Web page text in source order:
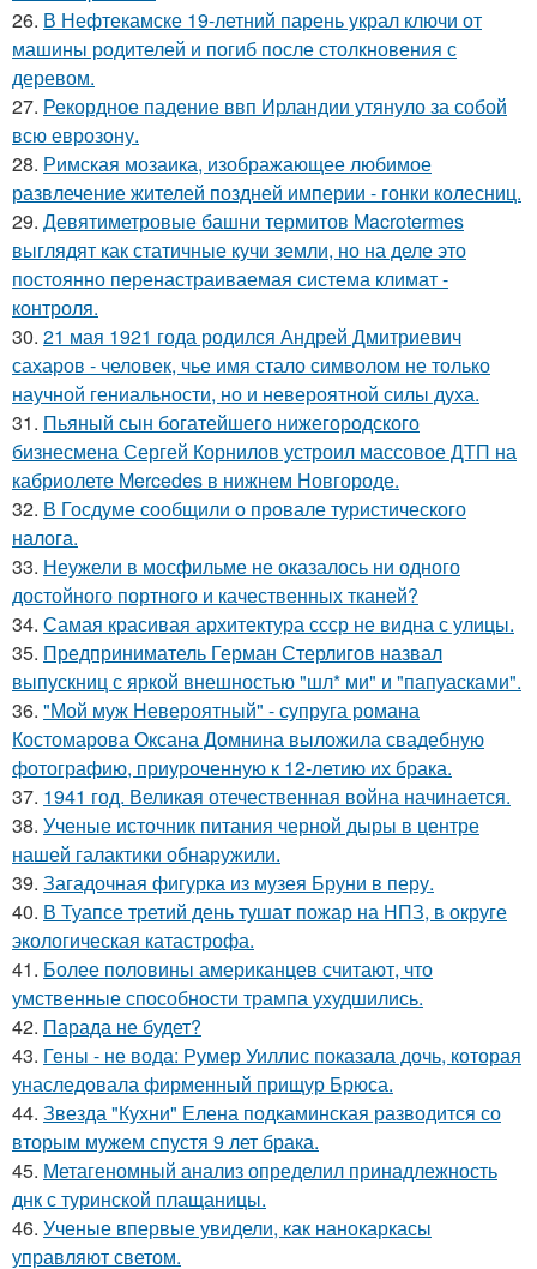
26. В Нефтекамске 19-летний парень украл ключи от
машины родителей и погиб после столкновения с
деревом.
27. Рекордное падение ввп Ирландии утянуло за собой
всю еврозону.
28. Римская мозаика, изображающее любимое
развлечение жителей поздней империи - гонки колесниц.
29. Девятиметровые башни термитов Macrotermes
выглядят как статичные кучи земли, но на деле это
постоянно перенастраиваемая система климат -
контроля.
30. 21 мая 1921 года родился Андрей Дмитриевич
сахаров - человек, чье имя стало символом не только
научной гениальности, но и невероятной силы духа.
31. Пьяный сын богатейшего нижегородского
бизнесмена Сергей Корнилов устроил массовое ДТП на
кабриолете Mercedes в нижнем Новгороде.
32. В Госдуме сообщили о провале туристического
налога.
33. Неужели в мосфильме не оказалось ни одного
достойного портного и качественных тканей?
34. Самая красивая архитектура ссср не видна с улицы.
35. Предприниматель Герман Стерлигов назвал
выпускниц с яркой внешностью "шл* ми" и "папуасками".
36. "Мой муж Невероятный" - супруга романа
Костомарова Оксана Домнина выложила свадебную
фотографию, приуроченную к 12-летию их брака.
37. 1941 год. Великая отечественная война начинается.
38. Ученые источник питания черной дыры в центре
нашей галактики обнаружили.
39. Загадочная фигурка из музея Бруни в перу.
40. В Туапсе третий день тушат пожар на НПЗ, в округе
экологическая катастрофа.
41. Более половины американцев считают, что
умственные способности трампа ухудшились.
42. Парада не будет?
43. Гены - не вода: Румер Уиллис показала дочь, которая
унаследовала фирменный прищур Брюса.
44. Звезда "Кухни" Елена подкаминская разводится со
вторым мужем спустя 9 лет брака.
45. Метагеномный анализ определил принадлежность
днк с туринской плащаницы.
46. Ученые впервые увидели, как нанокаркасы
управляют светом.